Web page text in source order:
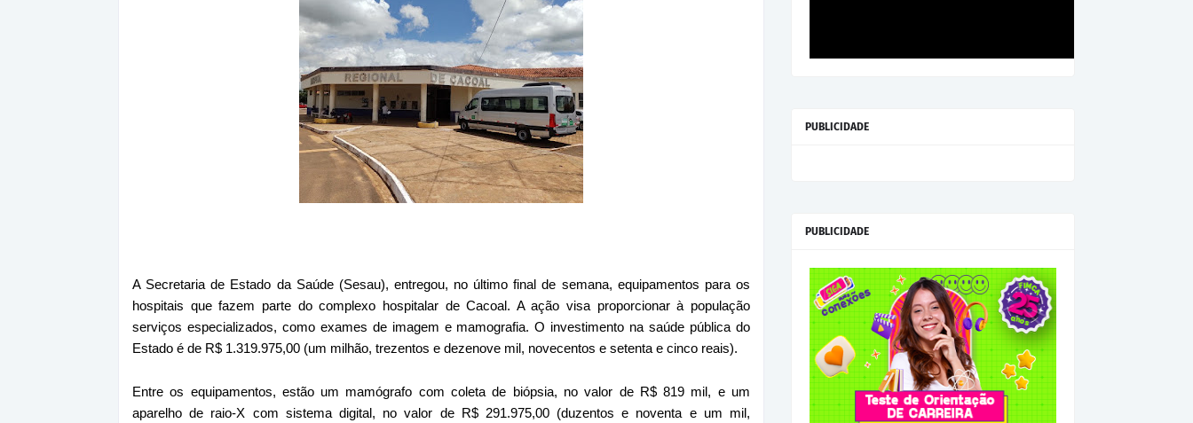
A Secretaria de Estado da Saúde (Sesau), entregou, no último final de semana, equipamentos para os
hospitais que fazem parte do complexo hospitalar de Cacoal. A ação visa proporcionar à população
serviços especializados, como exames de imagem e mamografia. O investimento na saúde pública do
Estado é de R$ 1.319.975,00 (um milhão, trezentos e dezenove mil, novecentos e setenta e cinco reais).
Entre os equipamentos, estão um mamógrafo com coleta de biópsia, no valor de R$ 819 mil, e um
aparelho de raio-X com sistema digital, no valor de R$ 291.975,00 (duzentos e noventa e um mil,
PUBLICIDADE
PUBLICIDADE